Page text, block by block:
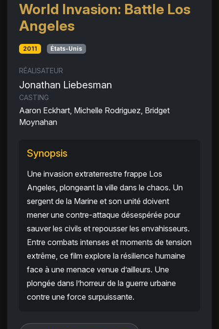
World Invasion: Battle Los
Angeles
2011 États-Unis
RÉALISATEUR
Jonathan Liebesman
CASTING
Aaron Eckhart, Michelle Rodriguez, Bridget
Moynahan
Synopsis
Une invasion extraterrestre frappe Los
Angeles, plongeant la ville dans le chaos. Un
sergent de la Marine et son unité doivent
mener une contre-attaque désespérée pour
sauver les civils et repousser les envahisseurs.
Entre combats intenses et moments de tension
extrême, ce film explore la résilience humaine
face à une menace venue d’ailleurs. Une
plongée dans l’horreur de la guerre urbaine
contre une force surpuissante.